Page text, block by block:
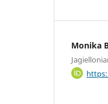
Monika